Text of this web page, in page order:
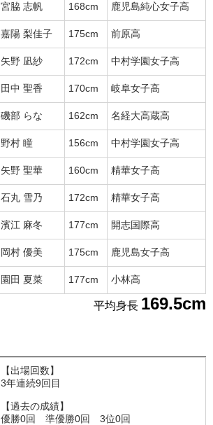
宮脇 志帆 168cm 鹿児島純心女子高
嘉陽 梨佳子 175cm 前原高
矢野 凪紗 172cm 中村学園女子高
田中 聖香 170cm 岐阜女子高
磯部 らな 162cm 名経大高蔵高
野村 瞳 156cm 中村学園女子高
矢野 聖華 160cm 精華女子高
石丸 雪乃 172cm 精華女子高
濱江 麻冬 177cm 開志国際高
岡村 優美 175cm 鹿児島女子高
園田 夏菜 177cm 小林高
平均身長 169.5cm
【出場回数】
3年連続9回目
【過去の成績】
優勝0回 準優勝0回 3位0回